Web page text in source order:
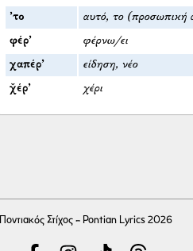
’το αυτό, το (προσωπική
φέρ’ φέρνω/ει
χαπέρ’ είδηση, νέο
χ̌έρ’ χέρι
Ποντιακός Στίχος - Pontian Lyrics 2026